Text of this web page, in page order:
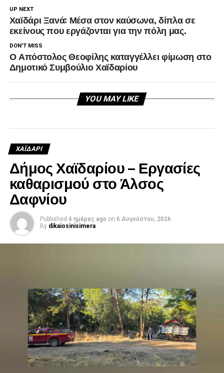
UP NEXT
Χαϊδάρι Ξανά: Μέσα στον καύσωνα, δίπλα σε
εκείνους που εργάζονται για την πόλη μας.
DON'T MISS
Ο Απόστολος Θεοφίλης καταγγέλλει φίμωση στο
Δημοτικό Συμβούλιο Χαϊδαρίου
YOU MAY LIKE
ΧΑΪΔΑΡΙ
Δήμος Χαϊδαρίου – Εργασίες
καθαρισμού στο Άλσος
Δαφνίου
Published 4 ημέρες ago on 6 Αυγούστου, 2026
By dikaiosinisimera